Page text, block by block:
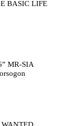
BASIC LIFE
MR-SIA